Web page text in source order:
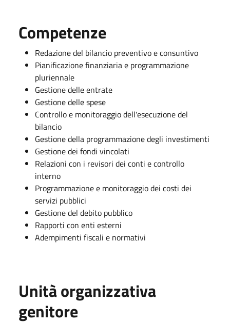
Competenze
Redazione del bilancio preventivo e consuntivo
Pianificazione finanziaria e programmazione
pluriennale
Gestione delle entrate
Gestione delle spese
Controllo e monitoraggio dell'esecuzione del
bilancio
Gestione della programmazione degli investimenti
Gestione dei fondi vincolati
Relazioni con i revisori dei conti e controllo
interno
Programmazione e monitoraggio dei costi dei
servizi pubblici
Gestione del debito pubblico
Rapporti con enti esterni
Adempimenti fiscali e normativi
Unità organizzativa
genitore